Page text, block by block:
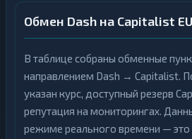
Обмен Dash на Capitalist
В таблице собраны обменные
направлением Dash → Capitalist.
указан курс, доступный резерв
репутация на мониторингах.
режиме реального времени — это